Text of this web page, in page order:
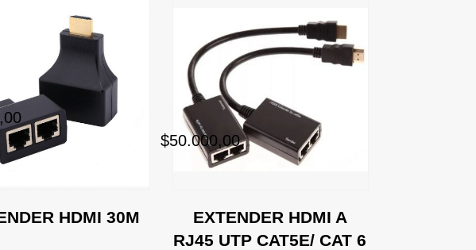
HDMI 30M
EXTENDER HDMI A
RJ45 UTP CAT5E/ CAT 6
$50.000,00